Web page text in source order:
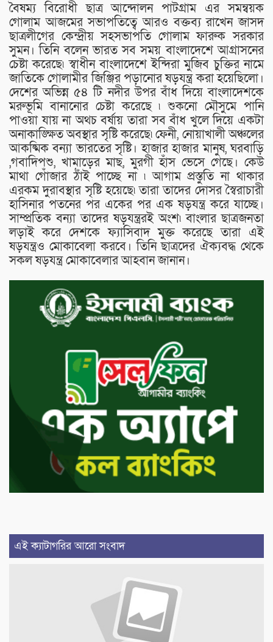
বৈষম্য বিরোধী ছাত্র আন্দোলন পাটগ্রাম এর সমন্বয়ক
গোলাম আজমের সভাপতিত্বে আরও বক্তব্য রাখেন জাসদ
ছাত্রলীগের কেন্দ্রীয় সহসভাপতি গোলাম ফারুক সরকার
সুমন। তিনি বলেন ভারত সব সময় বাংলাদেশে আগ্রাসনের
চেষ্টা করেছে৷ স্বাধীন বাংলাদেশে ইন্দিরা মুজিব চুক্তির নামে
জাতিকে গোলামীর জিঞ্জির পড়ানোর ষড়যন্ত্র করা হয়েছিলো।
দেশের অভিন্ন ৫৪ টি নদীর উপর বাঁধ দিয়ে বাংলাদেশকে
মরুভূমি বানানোর চেষ্টা করেছে ৷ শুকনো মৌসুমে পানি
পাওয়া যায় না অথচ বর্ষায় তারা সব বাঁধ খুলে দিয়ে একটা
অনাকাঙ্ক্ষিত অবস্থার সৃষ্টি করেছে৷ ফেনী, নোয়াখালী অঞ্চলের
আকষ্মিক বন্যা ভারতের সৃষ্টি। হাজার হাজার মানুষ, ঘরবাড়ি
,গবাদিপশু, খামাড়ের মাছ, মুরগী হাঁস ভেসে গেছে। কেউ
মাথা গোঁজার ঠাঁই পাচ্ছে না ৷ আগাম প্রস্তুতি না থাকার
এরকম দুরাবস্থার সৃষ্টি হয়েছে৷ তারা তাদের দোসর স্বৈরাচারী
হাসিনার পতনের পর একের পর এক ষড়যন্ত্র করে যাচ্ছে।
সাম্প্রতিক বন্যা তাদের ষড়যন্ত্ররই অংশ৷ বাংলার ছাত্রজনতা
লড়াই করে দেশকে ফ্যাসিবাদ মুক্ত করেছে তারা এই
ষড়যন্ত্রও মোকাবেলা করবে। তিনি ছাত্রদের ঐক্যবদ্ধ থেকে
সকল ষড়যন্ত্র মোকাবেলার আহবান জানান।
এই ক্যাটাগরির আরো সংবাদ